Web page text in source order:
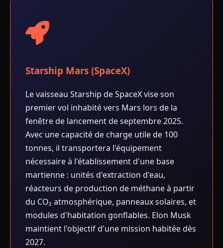
Starship Mars (SpaceX)
Le vaisseau Starship de SpaceX vise son
premier vol inhabité vers Mars lors de la
fenêtre de lancement de septembre 2025.
Avec une capacité de charge utile de 100
tonnes, il transportera l'équipement
nécessaire à l'établissement d'une base
martienne : unités d'extraction d'eau,
réacteurs de production de méthane à partir
du CO₂ atmosphérique, panneaux solaires, et
modules d'habitation gonflables. Elon Musk
maintient l'objectif d'une mission habitée dès
2027.